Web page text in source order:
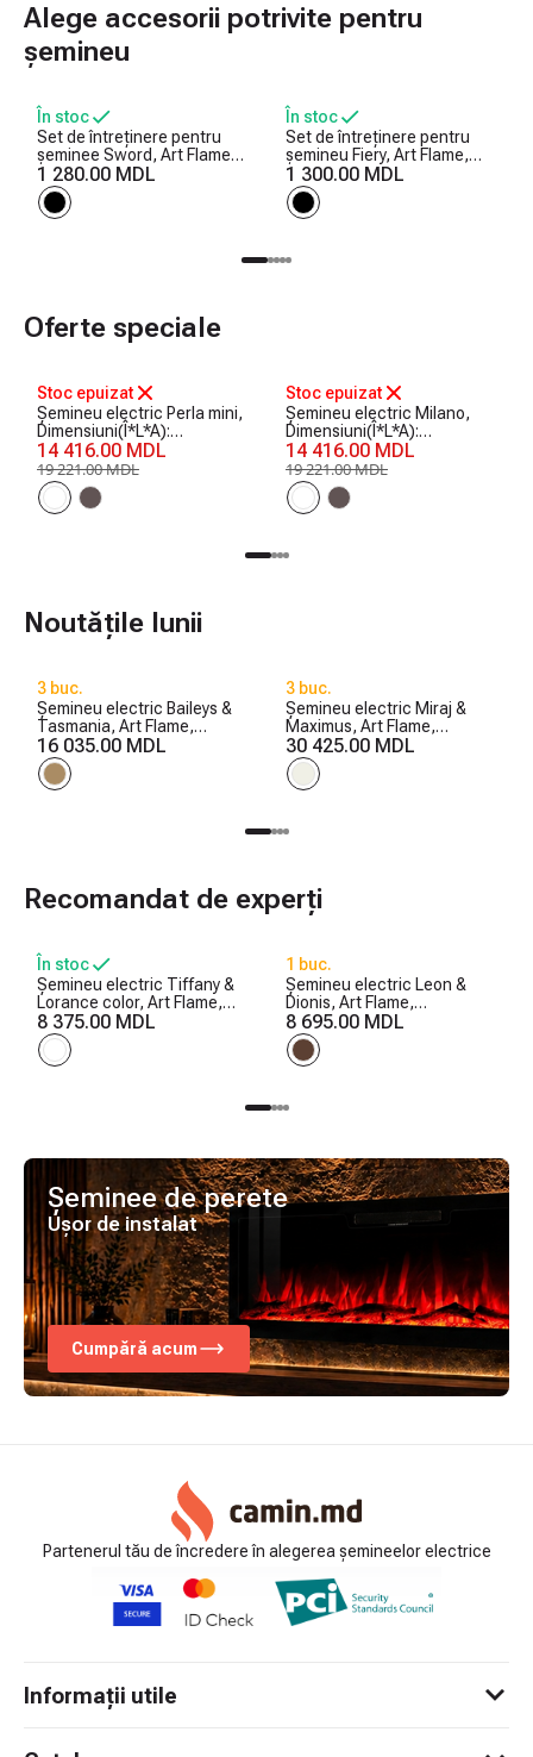
Alege accesorii potrivite pentru
șemineu
În stoc
Set de întreținere pentru
șeminee Sword, Art Flame,
750x250x250 mm
1 280.00 MDL
În stoc
Set de întreținere pentru
șemineu Fiery, Art Flame,
730x300x200 mm
1 300.00 MDL
Oferte speciale
Stoc epuizat
Șemineu electric Perla mini,
Dimensiuni(Î*L*A):
1020*1200*330 mm, 1500
W
14 416.00 MDL
19 221.00 MDL
Stoc epuizat
Șemineu electric Milano,
Dimensiuni(Î*L*A):
1020*1200*330 mm, 1500
W
14 416.00 MDL
19 221.00 MDL
Noutățile lunii
3 buc.
Șemineu electric Baileys &
Tasmania, Art Flame,
560x1700x270 mm, 1500W,
2 trepte de încălzire, 5
niveluri ale intensității
16 035.00 MDL
3 buc.
Șemineu electric Miraj &
Maximus, Art Flame,
1250x1500x350 mm,
1500W, 3 culori ale
flăcărilor, 5 niveluri ale
30 425.00 MDL
Recomandat de experți
În stoc
Șemineu electric Tiffany &
Lorance color, Art Flame,
850x1100x270 mm, 1500W,
3 culori ale flăcărilor, 2
trepte de încălzire, 5 niveluri
8 375.00 MDL
1 buc.
Șemineu electric Leon &
Dionis, Art Flame,
958x1096x280 mm, 1500W,
2 trepte de încălzire, 5
niveluri ale intensității
8 695.00 MDL
Șeminee de perete
Ușor de instalat
Cumpără acum
Partenerul tău de încredere în alegerea șemineelor electrice
Informații utile